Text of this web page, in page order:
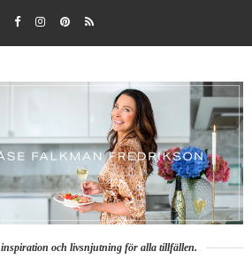
inspiration och livsnjutning för alla tillfällen.